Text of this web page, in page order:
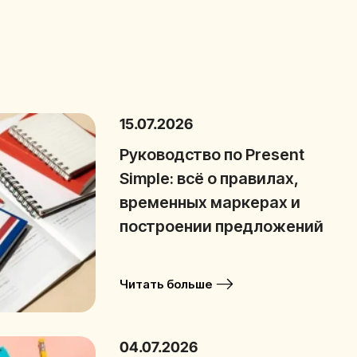
15.07.2026
Руководство по Present
Simple: всё о правилах,
временных маркерах и
построении предложений
Читать больше
04.07.2026